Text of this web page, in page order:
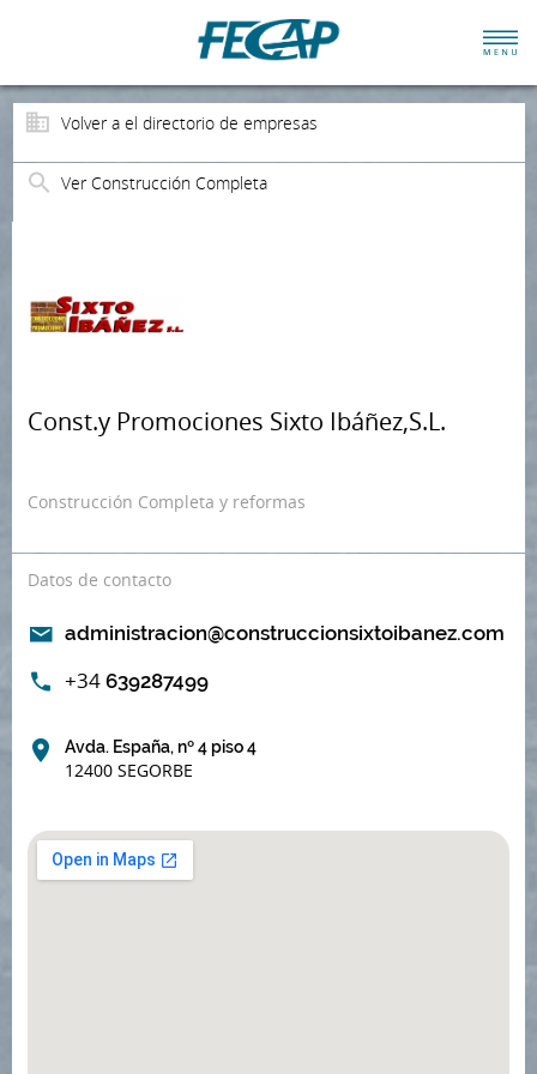
Volver a el directorio de empresas
Ver Construcción Completa
Const.y Promociones Sixto Ibáñez,S.L.
Construcción Completa y reformas
Datos de contacto
administracion@construccionsixtoibanez.com
+34 639287499
Avda. España, nº 4 piso 4
12400 SEGORBE